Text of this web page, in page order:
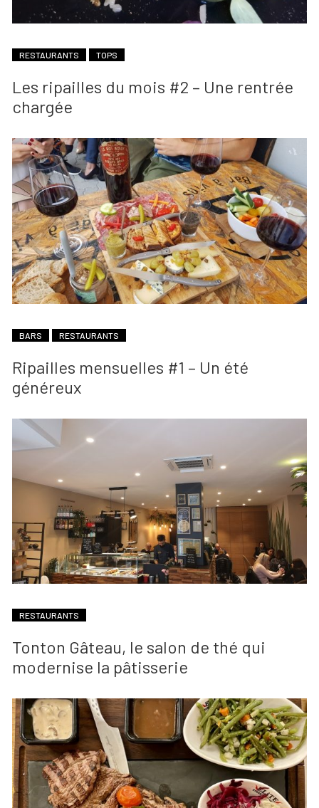
RESTAURANTS TOPS
Les ripailles du mois #2 – Une rentrée
chargée
BARS RESTAURANTS
Ripailles mensuelles #1 – Un été
généreux
RESTAURANTS
Tonton Gâteau, le salon de thé qui
modernise la pâtisserie